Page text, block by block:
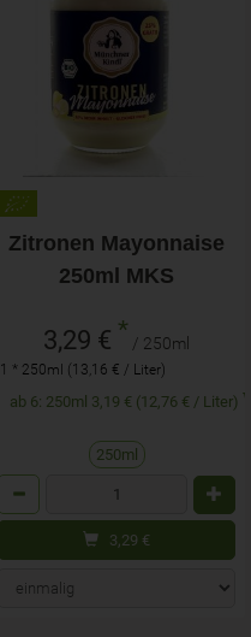
Zitronen Mayonnaise
250ml MKS
3,29 € * / 250ml
1 * 250ml (13,16 € / Liter)
ab 6: 250ml 3,19 € (12,76 € / Liter)
250ml
3,29 €